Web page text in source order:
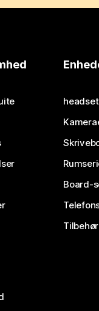
Board-
Tilbehør